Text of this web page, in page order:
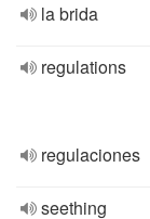
la brida
regulations
regulaciones
seething